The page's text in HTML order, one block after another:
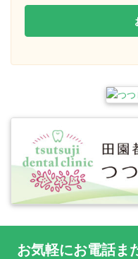
お気軽にお電話ま